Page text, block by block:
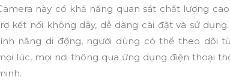
này có khả năng quan sát chất lượng
kết nối không dây, dễ dàng cài đặt và sử dụng.
năng di động, người dùng có thể theo dõi
lúc, mọi nơi thông qua ứng dụng điện thoại